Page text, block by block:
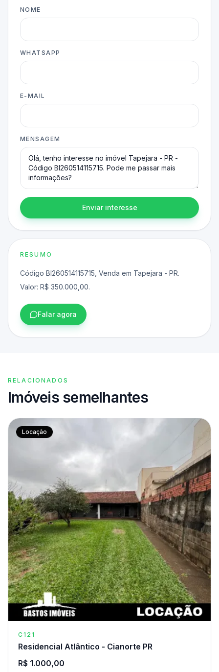
NOME
WHATSAPP
E-MAIL
MENSAGEM
Enviar interesse
RESUMO
Código BI260514115715, Venda em Tapejara - PR.
Valor: R$ 350.000,00.
Falar agora
RELACIONADOS
Imóveis semelhantes
Locação
C121
Residencial Atlântico - Cianorte PR
R$ 1.000,00